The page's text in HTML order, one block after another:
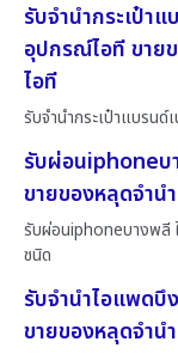
รับจำนำกระเป๋า
อุปกรณ์ไอที ขาย
ไอที
รับจำนำกระเป๋าแบรนด์
รับผ่อนiphoneบ
ขายของหลุดจำน
รับผ่อนiphoneบางพลี
ชนิด
รับจำนำไอแพดบึ
ขายของหลุดจำน